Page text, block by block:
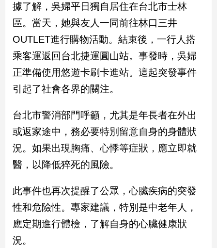
地
方
新
冠
病
專
區
南
台
灣
觀
南
台
灣
觀
點
據了解，吳婦平日獨自居住在台北市士林
區。當天，她與友人一同前往林口三井
OUTLET進行購物活動。結束後，一行人搭
乘客運返回台北捷運圓山站。事發時，吳婦
正準備使用悠遊卡刷卡進站。這起突發事件
引起了社會各界的關注。
台北市警消部門呼籲，尤其是年長者在外出
或返家途中，務必要特別留意自身的身體狀
況。如果出現胸痛、心悸等症狀，應立即就
醫，以降低猝死的風險。
此事件也再次提醒了公眾，心臟疾病的突發
性和危險性。專家建議，特別是中老年人，
應定期進行體檢，了解自身的心臟健康狀
況。